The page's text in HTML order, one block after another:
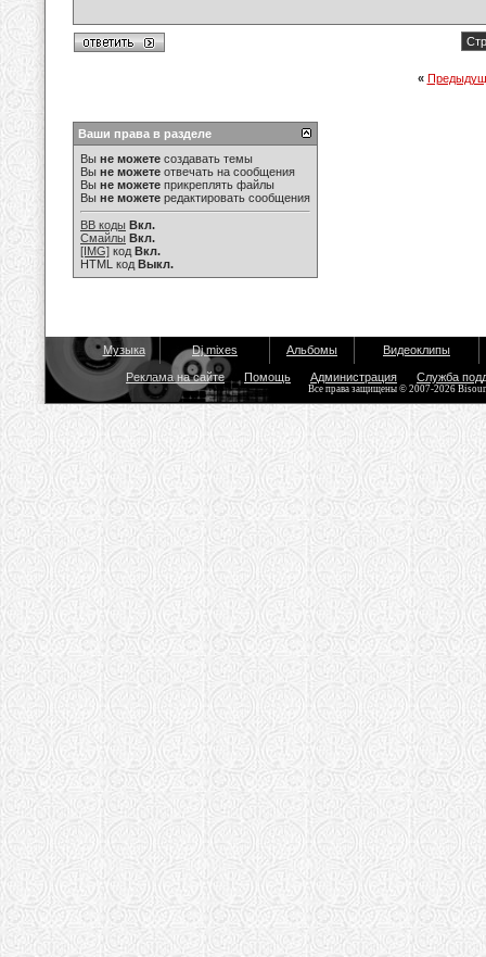
«
Ваши права в разделе
Вы не можете создавать темы
Вы не можете отвечать на сообщения
Вы не можете прикреплять файлы
Вы не можете редактировать сообщения
BB коды Вкл.
Смайлы Вкл.
[IMG] код Вкл.
HTML код Выкл.
Музыка Dj mixes Альбомы Видеоклипы
Реклама на сайте Помощь Администрация Служба
Все права защищены © 2007-2026